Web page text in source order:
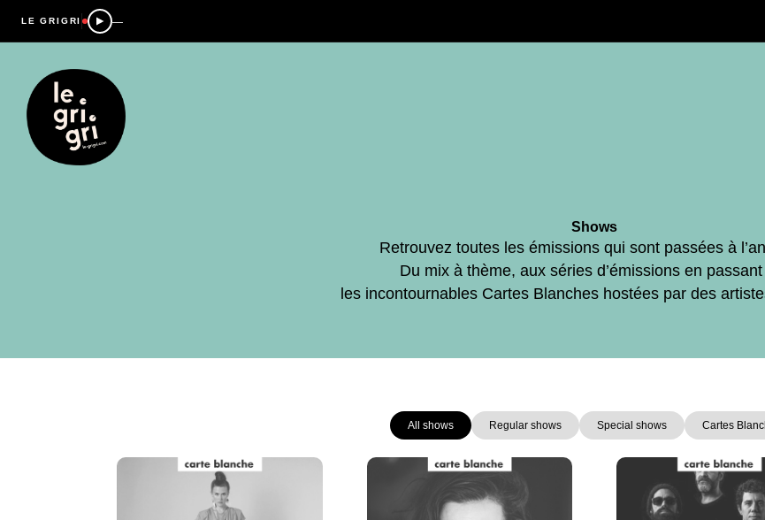
LE GRIGRI —
Shows
Retrouvez toutes les émissions qui sont passées à
Du mix à thème, aux séries d’émissions en
les incontournables Cartes Blanches hostées par des
All shows Regular shows Special shows Cartes
Page Page PagePagePage